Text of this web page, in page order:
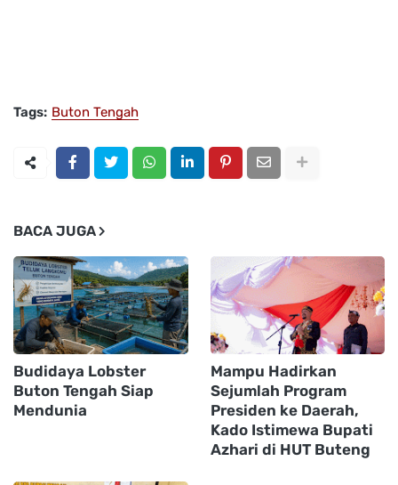
Tags: Buton Tengah
BACA JUGA
Budidaya Lobster
Buton Tengah Siap
Mendunia
Mampu Hadirkan
Sejumlah Program
Presiden ke Daerah,
Kado Istimewa Bupati
Azhari di HUT Buteng